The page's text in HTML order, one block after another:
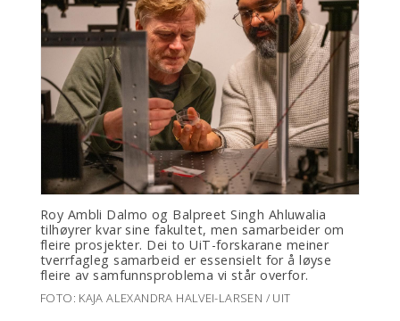
Roy Ambli Dalmo og Balpreet Singh Ahluwalia
tilhøyrer kvar sine fakultet, men samarbeider om
fleire prosjekter. Dei to UiT-forskarane meiner
tverrfagleg samarbeid er essensielt for å løyse
fleire av samfunnsproblema vi står overfor.
FOTO: KAJA ALEXANDRA HALVEI-LARSEN / UIT